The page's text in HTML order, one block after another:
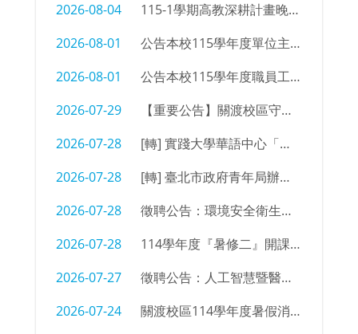
2026-08-04
115-1學期高教深耕計畫晚自習同學參加意願調查
2026-08-01
公告本校115學年度單位主管及行政支援名單
2026-08-01
公告本校115學年度職員工職務異動
2026-07-29
【重要公告】關渡校區守衛室拆除及物品限期清空通知
2026-07-28
[轉] 實踐大學華語中心「菁英語伴計畫」招募海報
2026-07-28
[轉] 臺北市政府青年局辦理「2026臺北青年外交學堂」簡章及海報
2026-07-28
徵聘公告：環境安全衛生組 辦事員/技佐
2026-07-28
114學年度『暑修二』開課㇐覽表
2026-07-27
徵聘公告：人工智慧暨醫療應用科 編制外專任教師
2026-07-24
關渡校區114學年度暑假消防設備測試時間